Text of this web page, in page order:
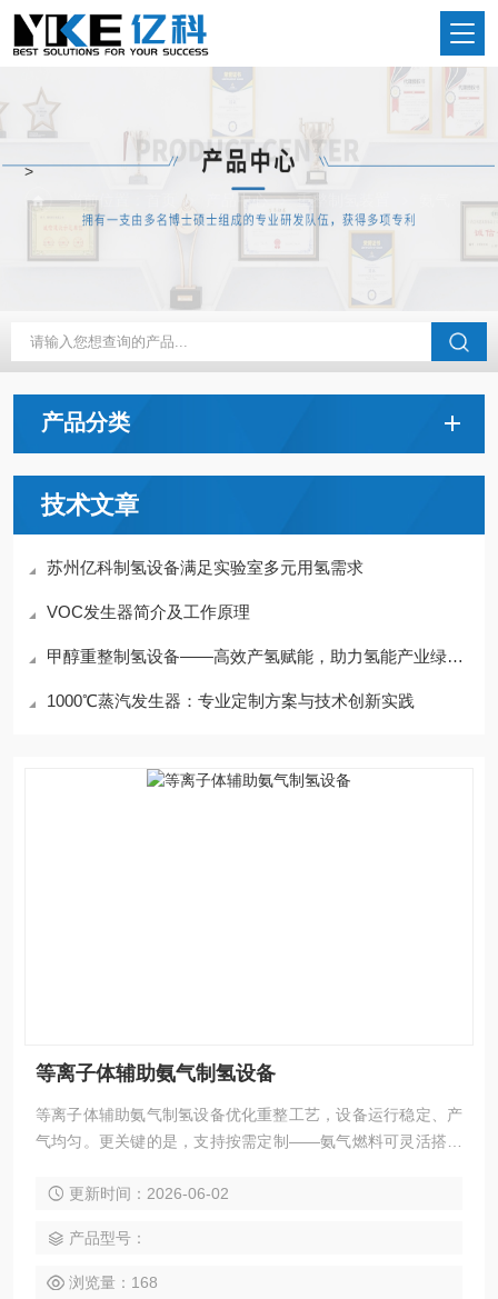
>
当前位置：
产品中心 重整制氢装置
产品分类
技术文章
苏州亿科制氢设备满足实验室多元用氢需求
VOC发生器简介及工作原理
甲醇重整制氢设备——高效产氢赋能，助力氢能产业绿色升级
1000℃蒸汽发生器：专业定制方案与技术创新实践
等离子体辅助氨气制氢设备
等离子体辅助氨气制氢设备优化重整工艺，设备运行稳定、产
气均匀。更关键的是，支持按需定制——氨气燃料可灵活搭配
控。 更新时间：2026-06-02
产品型号：
浏览量：168